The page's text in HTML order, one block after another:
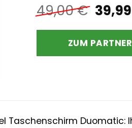
49,00€
Preis
war:
39,99
ZUM
Taschenschirm Duomatic: